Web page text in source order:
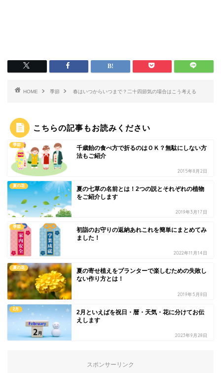
HOME 季節 春はいつからいつまで？二十四節気の場合はこう考える
こちらの記事もお読みください
季節
千歳飴の食べ方で折るのはＯＫ？無駄にしない方
法もご紹介
2015年8月2日
夏の花
夏の七草の名前とは！2つの説とそれぞれの植物
をご紹介します
2019年3月17日
季節
初詣のお守りの返納あれこれを簡単にまとめてみ
ました！
2022年11月14日
夏の花
夏の寄せ植えをプランターで楽しむための失敗し
ない作り方とは！
2019年5月8日
2月
2月といえばを祝日・暦・天気・花に分けてお伝
えします
2023年9月28日
スポンサーリンク